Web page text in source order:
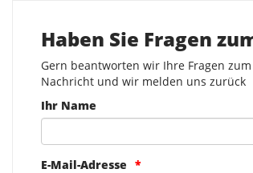
Haben Sie Fragen
Gern beantworten wir Ihre Fragen
Nachricht und wir melden uns zurück
Ihr Name
E-Mail-Adresse